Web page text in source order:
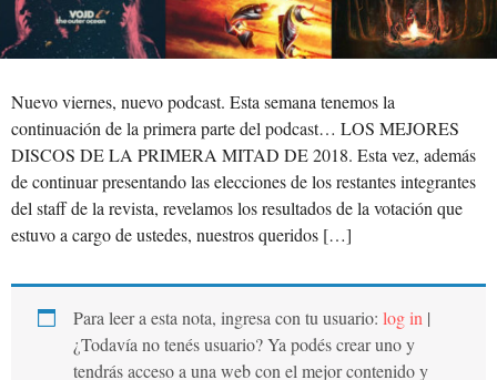
Nuevo viernes, nuevo podcast. Esta semana tenemos la
continuación de la primera parte del podcast… LOS MEJORES
DISCOS DE LA PRIMERA MITAD DE 2018. Esta vez, además
de continuar presentando las elecciones de los restantes integrantes
del staff de la revista, revelamos los resultados de la votación que
estuvo a cargo de ustedes, nuestros queridos […]
Para leer a esta nota, ingresa con tu usuario: log in |
¿Todavía no tenés usuario? Ya podés crear uno y
tendrás acceso a una web con el mejor contenido y